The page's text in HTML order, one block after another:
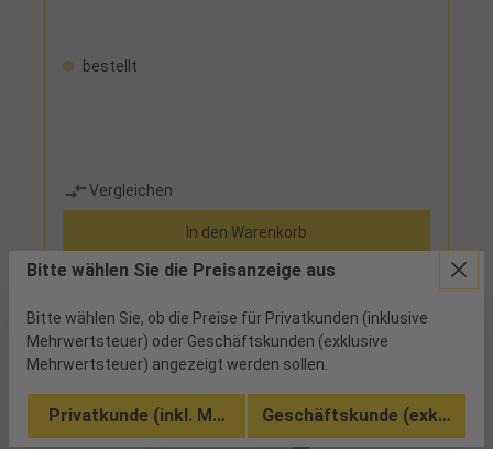
bestellt
Vergleichen
In den Warenkorb
Bitte wählen Sie die Preisanzeige aus
Bitte wählen Sie, ob die Preise für Privatkunden (inklusive
Mehrwertsteuer) oder Geschäftskunden (exklusive
Mehrwertsteuer) angezeigt werden sollen.
Privatkunde (inkl. MwSt.) Geschäftskunde (exkl.